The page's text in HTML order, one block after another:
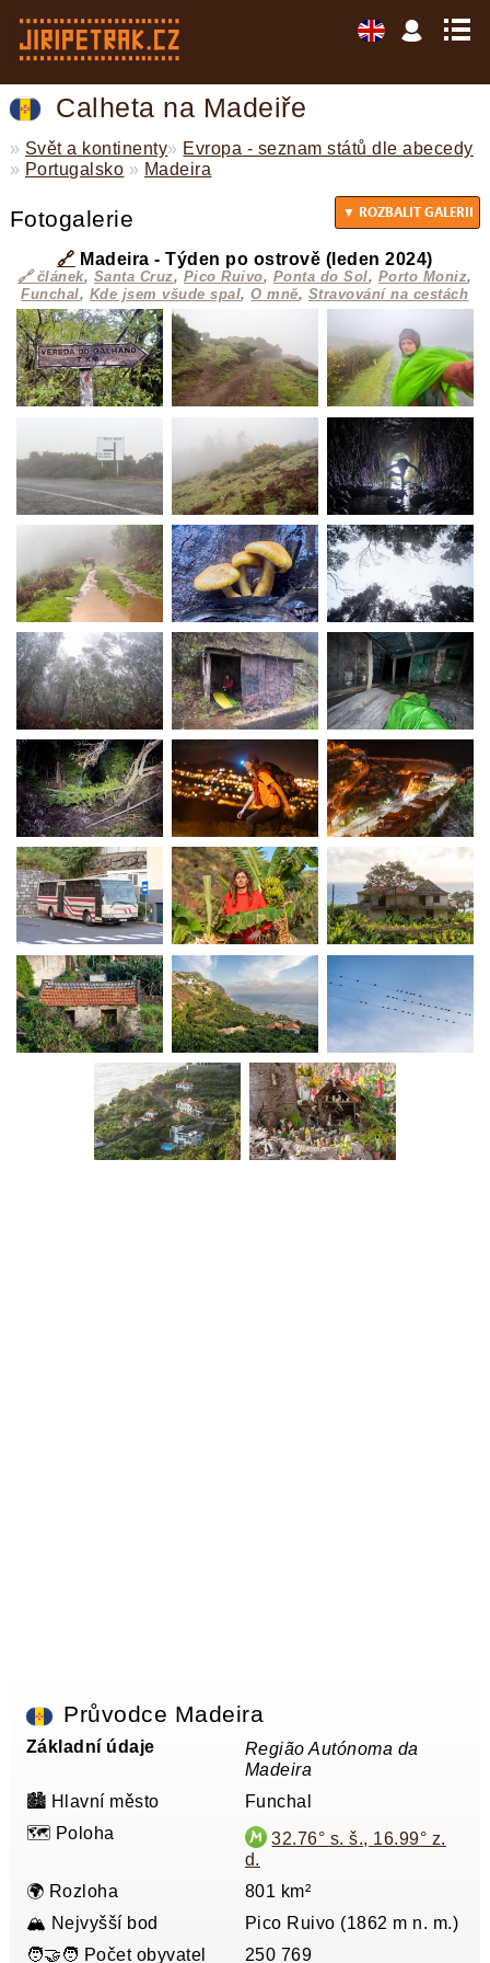
Calheta na Madeiře
» Svět a kontinenty» Evropa - seznam států dle abecedy
» Portugalsko » Madeira
Fotogalerie
🔗 Madeira - Týden po ostrově (leden 2024)
🔗 článek, Santa Cruz, Pico Ruivo, Ponta do Sol, Porto Moniz,
Funchal, Kde jsem všude spal,O mně, Stravování na cestách
Průvodce Madeira
Základní údaje
Região Autónoma da
Madeira
🏙️ Hlavní město
Funchal
🗺️ Poloha
32.76° s. š., 16.99° z.
d.
🌍 Rozloha
801 km²
🏔️ Nejvyšší bod
Pico Ruivo (1862 m n. m.)
🧑‍🤝‍🧑 Počet obyvatel
250 769